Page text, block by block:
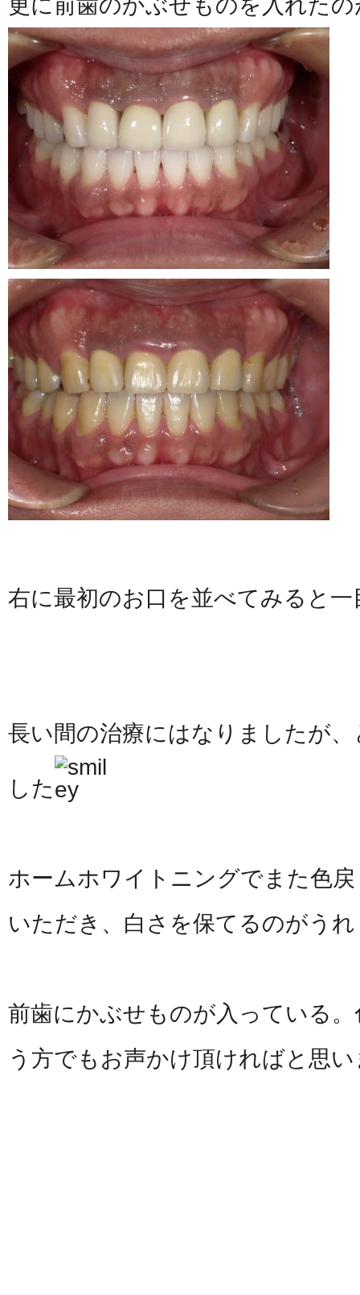
右に最初のお口を並べてみると
長い間の治療にはなりましたが
した
ホームホワイトニングでまた色
いただき、白さを保てるのがう
前歯にかぶせものが入っている
う方でもお声かけ頂ければと思